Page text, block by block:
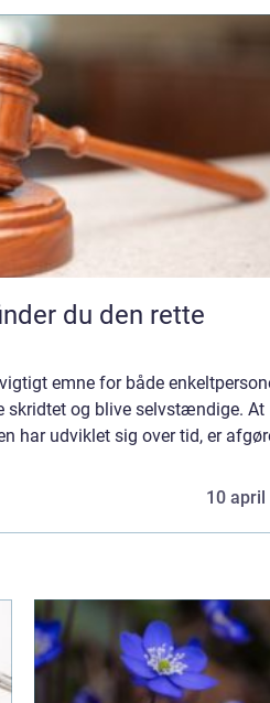
emne for både
skridtet og blive selvstændige. At
har udviklet sig over tid, er
10 april